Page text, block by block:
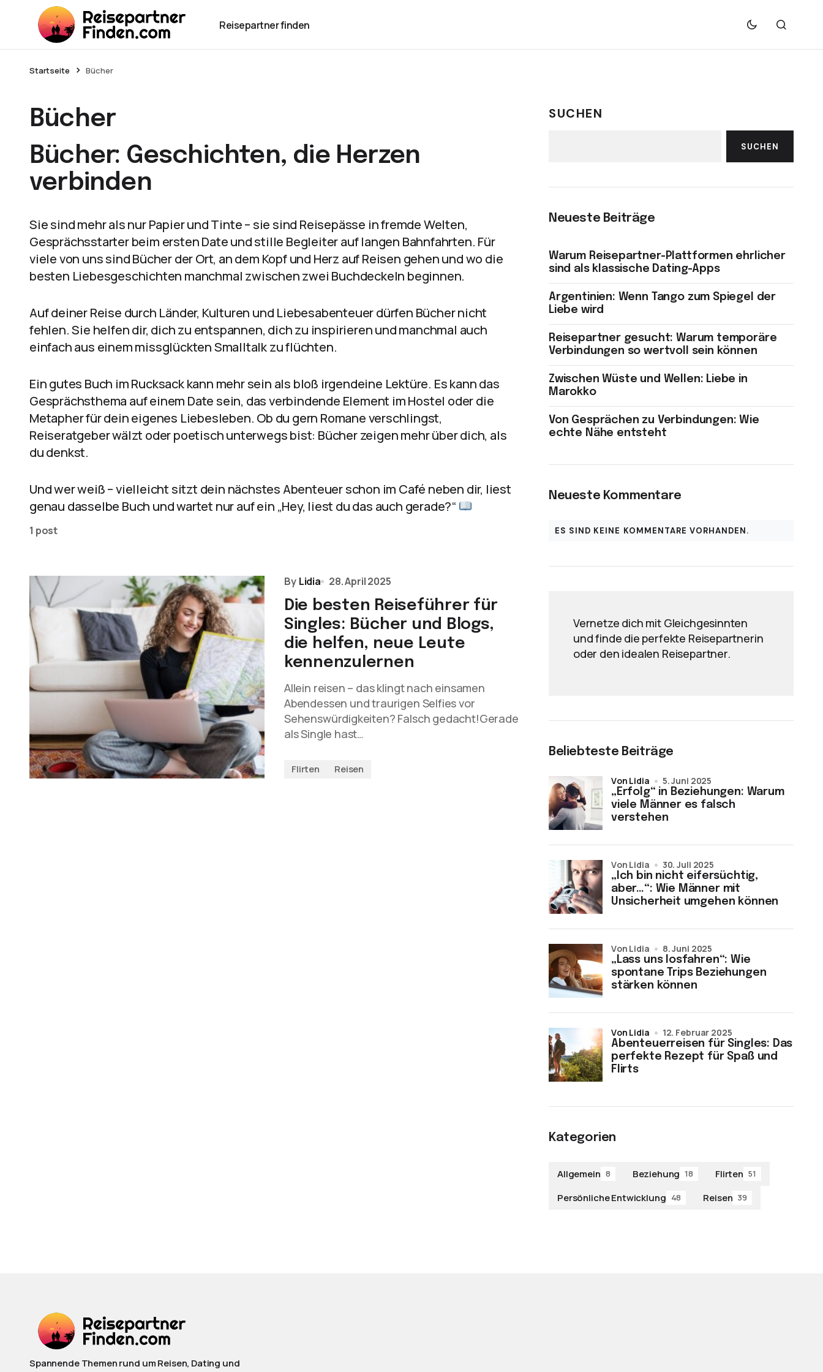
Reisepartner finden
Startseite Bücher
Bücher
Bücher: Geschichten, die Herzen
verbinden
Sie sind mehr als nur Papier und Tinte – sie sind Reisepässe in fremde Welten,
Gesprächsstarter beim ersten Date und stille Begleiter auf langen Bahnfahrten. Für
viele von uns sind Bücher der Ort, an dem Kopf und Herz auf Reisen gehen und wo die
besten Liebesgeschichten manchmal zwischen zwei Buchdeckeln beginnen.
Auf deiner Reise durch Länder, Kulturen und Liebesabenteuer dürfen Bücher nicht
fehlen. Sie helfen dir, dich zu entspannen, dich zu inspirieren und manchmal auch
einfach aus einem missglückten Smalltalk zu flüchten.
Ein gutes Buch im Rucksack kann mehr sein als bloß irgendeine Lektüre. Es kann das
Gesprächsthema auf einem Date sein, das verbindende Element im Hostel oder die
Metapher für dein eigenes Liebesleben. Ob du gern Romane verschlingst,
Reiseratgeber wälzt oder poetisch unterwegs bist: Bücher zeigen mehr über dich, als
du denkst.
Und wer weiß – vielleicht sitzt dein nächstes Abenteuer schon im Café neben dir, liest
genau dasselbe Buch und wartet nur auf ein „Hey, liest du das auch gerade?“
1 post
By Lidia 28. April 2025
Die besten Reiseführer für
Singles: Bücher und Blogs,
die helfen, neue Leute
kennenzulernen
Allein reisen – das klingt nach einsamen
Abendessen und traurigen Selfies vor
Sehenswürdigkeiten? Falsch gedacht!Gerade
als Single hast…
Flirten Reisen
SUCHEN
SUCHEN
Neueste Beiträge
Warum Reisepartner-Plattformen ehrlicher
sind als klassische Dating-Apps
Argentinien: Wenn Tango zum Spiegel der
Liebe wird
Reisepartner gesucht: Warum temporäre
Verbindungen so wertvoll sein können
Zwischen Wüste und Wellen: Liebe in
Marokko
Von Gesprächen zu Verbindungen: Wie
echte Nähe entsteht
Neueste Kommentare
ES SIND KEINE KOMMENTARE VORHANDEN.
Vernetze dich mit Gleichgesinnten
und finde die perfekte Reisepartnerin
oder den idealen Reisepartner.
Beliebteste Beiträge
„Erfolg“ in Beziehungen: Warum
viele Männer es falsch
verstehen
von Lidia 5. Juni 2025
„Ich bin nicht eifersüchtig,
aber…“: Wie Männer mit
Unsicherheit umgehen können
von Lidia 30. Juli 2025
„Lass uns losfahren“: Wie
spontane Trips Beziehungen
stärken können
von Lidia 8. Juni 2025
Abenteuerreisen für Singles: Das
perfekte Rezept für Spaß und
Flirts
von Lidia 12. Februar 2025
Kategorien
Allgemein 8 Beziehung 18 Flirten 51
Persönliche Entwicklung 48 Reisen 39
Spannende Themen rund um Reisen, Dating und